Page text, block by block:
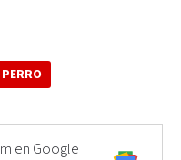
PERRO
en Google